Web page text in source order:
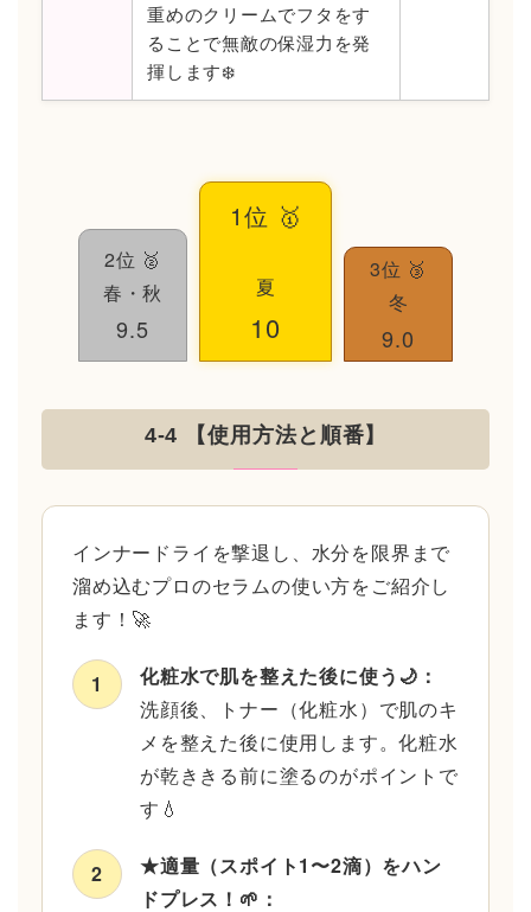
重めのクリームでフタをす
ることで無敵の保湿力を発
揮します❄️
2位 🥈
春・秋
9.5
1位 🥇
夏
10
3位 🥉
冬
9.0
4-4 【使用方法と順番】
インナードライを撃退し、水分を限界まで
溜め込むプロのセラムの使い方をご紹介し
ます！🚀
1
化粧水で肌を整えた後に使う🌙：
洗顔後、トナー（化粧水）で肌のキ
メを整えた後に使用します。化粧水
が乾ききる前に塗るのがポイントで
す💧
2
★適量（スポイト1〜2滴）をハン
ドプレス！🌱：